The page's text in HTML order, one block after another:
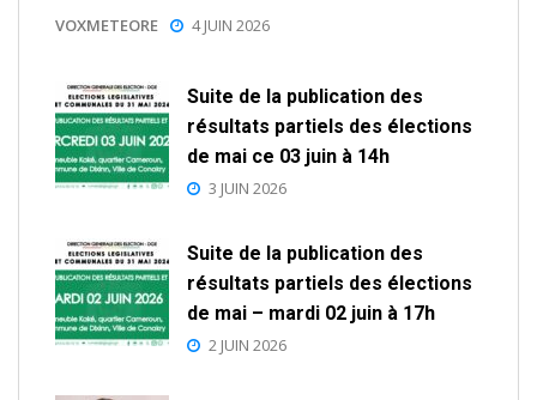
VOXMETEORE 4 JUIN 2026
Suite de la publication des
résultats partiels des élections
de mai ce 03 juin à 14h
3 JUIN 2026
Suite de la publication des
résultats partiels des élections
de mai – mardi 02 juin à 17h
2 JUIN 2026